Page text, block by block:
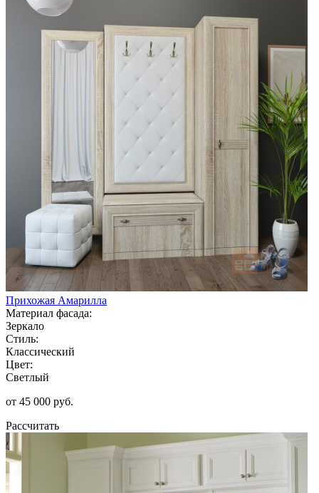
Прихожая Амарилла
Материал фасада:
Зеркало
Стиль:
Классический
Цвет:
Светлый
от 45 000 руб.
Рассчитать